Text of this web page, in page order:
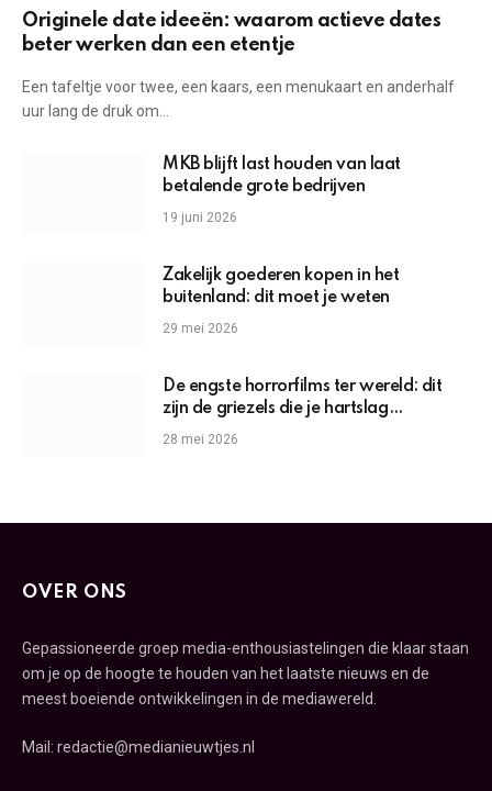
Originele date ideeën: waarom actieve dates
beter werken dan een etentje
Een tafeltje voor twee, een kaars, een menukaart en anderhalf
uur lang de druk om…
MKB blijft last houden van laat
betalende grote bedrijven
19 juni 2026
Zakelijk goederen kopen in het
buitenland: dit moet je weten
29 mei 2026
De engste horrorfilms ter wereld: dit
zijn de griezels die je hartslag
omhoogjagen
28 mei 2026
OVER ONS
Gepassioneerde groep media-enthousiastelingen die klaar staan
om je op de hoogte te houden van het laatste nieuws en de
meest boeiende ontwikkelingen in de mediawereld.
Mail: redactie@medianieuwtjes.nl